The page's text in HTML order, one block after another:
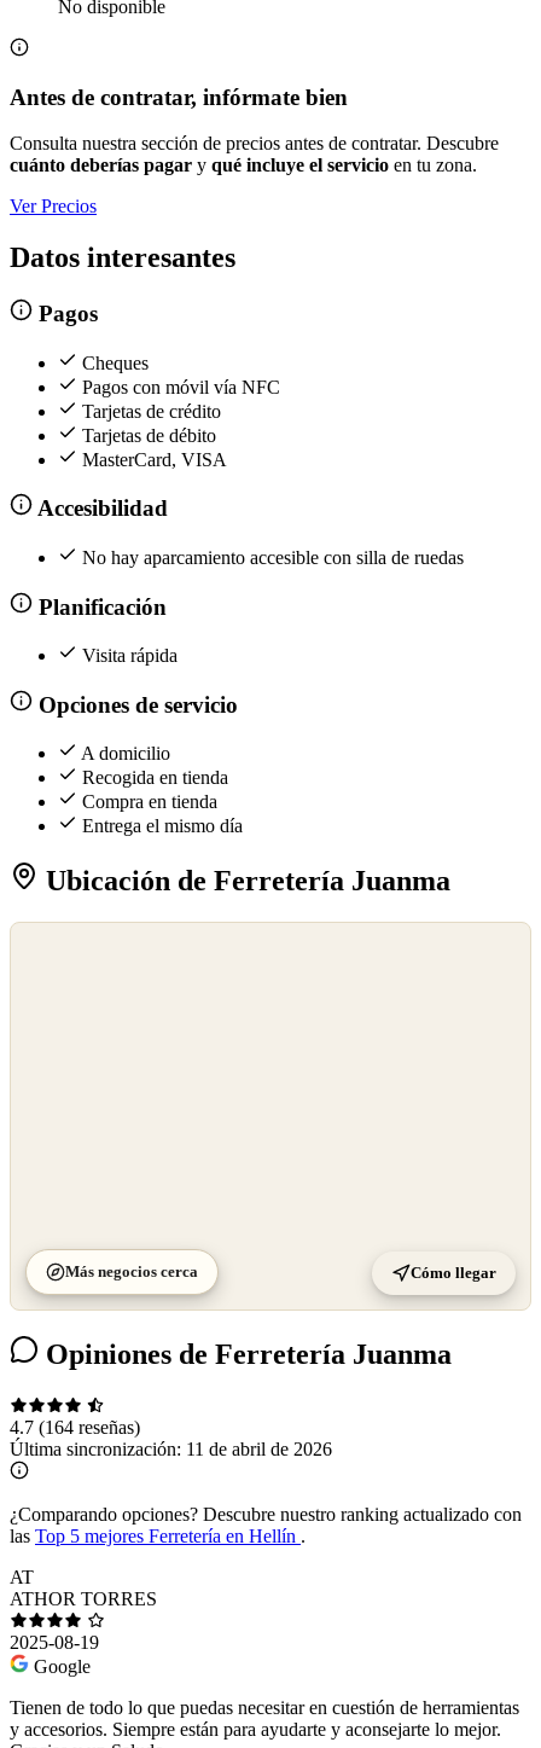
No disponible
Antes de contratar, infórmate bien
Consulta nuestra sección de precios antes de contratar. Descubre
cuánto deberías pagar y qué incluye el servicio en tu zona.
Ver Precios
Datos interesantes
Pagos
Cheques
Pagos con móvil vía NFC
Tarjetas de crédito
Tarjetas de débito
MasterCard, VISA
Accesibilidad
No hay aparcamiento accesible con silla de ruedas
Planificación
Visita rápida
Opciones de servicio
A domicilio
Recogida en tienda
Compra en tienda
Entrega el mismo día
Ubicación de Ferretería Juanma
Más negocios cerca Cómo llegar
Opiniones de Ferretería Juanma
4.7 (164 reseñas)
Última sincronización: 11 de abril de 2026
¿Comparando opciones? Descubre nuestro ranking actualizado con
las Top 5 mejores Ferretería en Hellín .
AT
ATHOR TORRES
2025-08-19
Google
Tienen de todo lo que puedas necesitar en cuestión de herramientas
y accesorios. Siempre están para ayudarte y aconsejarte lo mejor.